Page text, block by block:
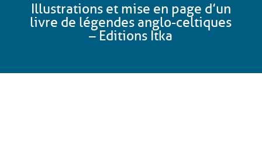
Illustrations et mise en page d’un
livre de légendes anglo-celtiques
– Editions Itka